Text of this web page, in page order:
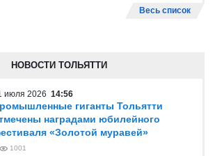
Весь список
НОВОСТИ ТОЛЬЯТТИ
июля 2026 14:56
гиганты Тольятти
наградами юбилейного
«Золотой муравей»
1001